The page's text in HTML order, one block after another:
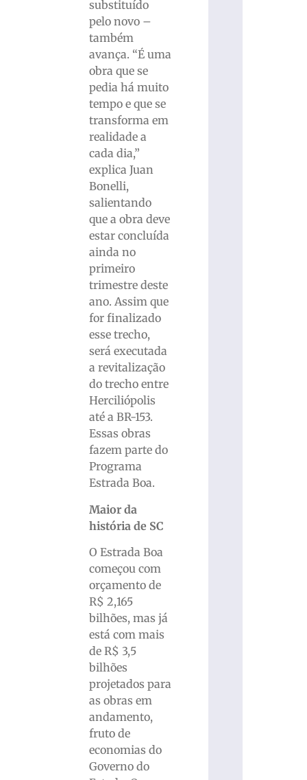
substituído
pelo novo –
também
avança. “É uma
obra que se
pedia há muito
tempo e que se
transforma em
realidade a
cada dia,”
explica Juan
Bonelli,
salientando
que a obra deve
estar concluída
ainda no
primeiro
trimestre deste
ano. Assim que
for finalizado
esse trecho,
será executada
a revitalização
do trecho entre
Herciliópolis
até a BR-153.
Essas obras
fazem parte do
Programa
Estrada Boa.
Maior da
história de SC
O Estrada Boa
começou com
orçamento de
R$ 2,165
bilhões, mas já
está com mais
de R$ 3,5
bilhões
projetados para
as obras em
andamento,
fruto de
economias do
Governo do